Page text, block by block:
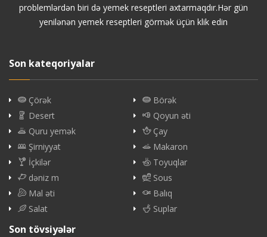
problemlərdən biri də yemek reseptleri axtarmaqdır.Hər gün
yenilənən yemek reseptleri görmək üçün klik edin
Son kateqoriyalar
Çörək
Börək
Desert
Qoyun əti
Quru yemək
Çay
Şirniyyat
Makaron
İçkilər
Toyuqlar
dəniz m
Sous
Mal əti
Balıq
Salat
Suplar
Son tövsiyələr